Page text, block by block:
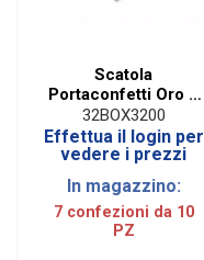
Scatola
Portaconfetti Oro e
Nero con Divisore
10X10X5 Cm (10
PZ)
32BOX3200
Effettua il login per
vedere i prezzi
In magazzino:
7 confezioni da 10
PZ